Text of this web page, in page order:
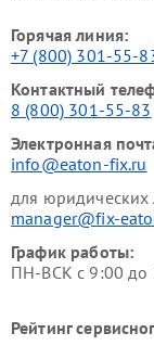
Горячая линия:
+7 (800) 301-55-
Контактный
8 (800) 301-55-83
Электронная
info@eaton-fix.ru
для юридических
manager@fix-
График работы:
ПН-ВСК с 9:00 до
Рейтинг